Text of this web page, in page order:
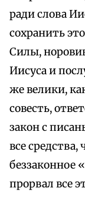
ради слова
сохранить
Силы,
Иисуса и
же велики,
совесть,
закон с
все
беззаконное
прорвал все